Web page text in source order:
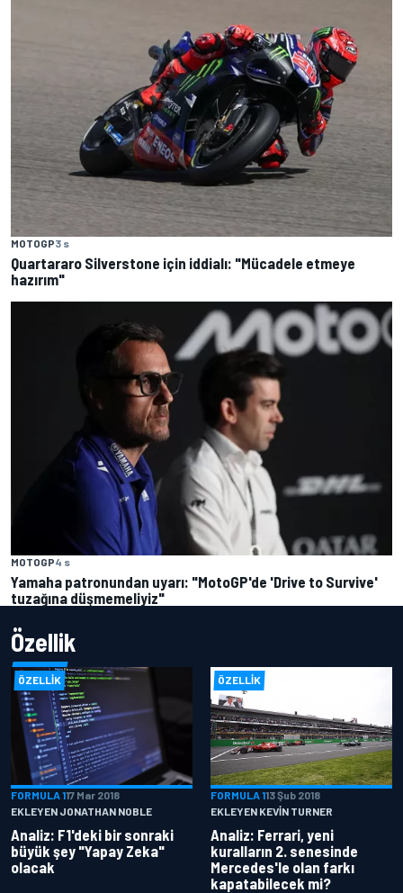
MOTOGP3 s
Quartararo Silverstone için iddialı: "Mücadele etmeye
hazırım"
MOTOGP4 s
Yamaha patronundan uyarı: "MotoGP'de 'Drive to Survive'
tuzağına düşmemeliyiz"
Özellik
ÖZELLIK
FORMULA 117 Mar 2018
EKLEYEN JONATHAN NOBLE
Analiz: F1'deki bir sonraki
büyük şey "Yapay Zeka"
olacak
ÖZELLIK
FORMULA 113 Şub 2018
EKLEYEN KEVIN TURNER
Analiz: Ferrari, yeni
kuralların 2. senesinde
Mercedes'le olan farkı
kapatabilecek mi?